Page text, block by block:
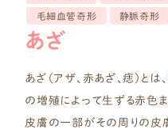
毛細血管奇形 静脈奇形
あざ
あざ（アザ、赤あざ、痣）と
の増殖によって生ずる赤色
皮膚の一部がその周りの皮